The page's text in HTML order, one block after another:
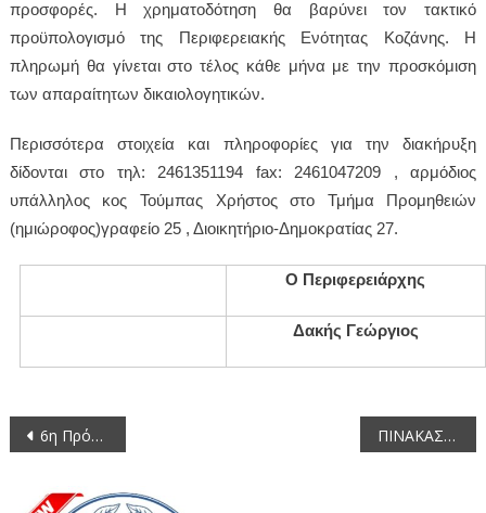
προσφορές. Η χρηματοδότηση θα βαρύνει τον τακτικό
προϋπολογισμό της Περιφερειακής Ενότητας Κοζάνης. Η
πληρωμή θα γίνεται στο τέλος κάθε μήνα με την προσκόμιση
των απαραίτητων δικαιολογητικών.
Περισσότερα στοιχεία και πληροφορίες για την διακήρυξη
δίδονται στο τηλ: 2461351194 fax: 2461047209 , αρμόδιος
υπάλληλος κος Τούμπας Χρήστος στο Τμήμα Προμηθειών
(ημιώροφος)γραφείο 25 , Διοικητήριο-Δημοκρατίας 27.
Ο Περιφερειάρχης
Δακής Γεώργιος
Πλοήγηση
6η Πρόσκληση σε συνεδρίαση της Επιτροπής Περιβάλλοντος, Χωρικού Σχεδιασμού και Ανάπτυξης της Περιφέρειας Δυτικής Μακεδονίας ΠΙΝΑΚΑΣ Των συζητηθέντων θεμάτων κατά την 18η/12-9-2013 συνεδρίαση του Περιφερειακού Συμβουλίου Δυτικής Μακεδονίας